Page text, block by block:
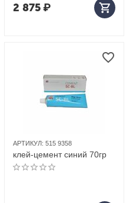
2 875₽
АРТИКУЛ: 515 9358
клей-цемент синий 70гр